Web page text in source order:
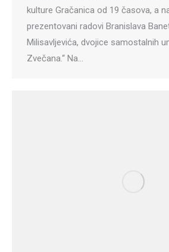
kulture Gračanica od 19 časova, a
prezentovani radovi Branislava
Milisavljevića, dvojice samostalnih
Zvečana.“ Na…